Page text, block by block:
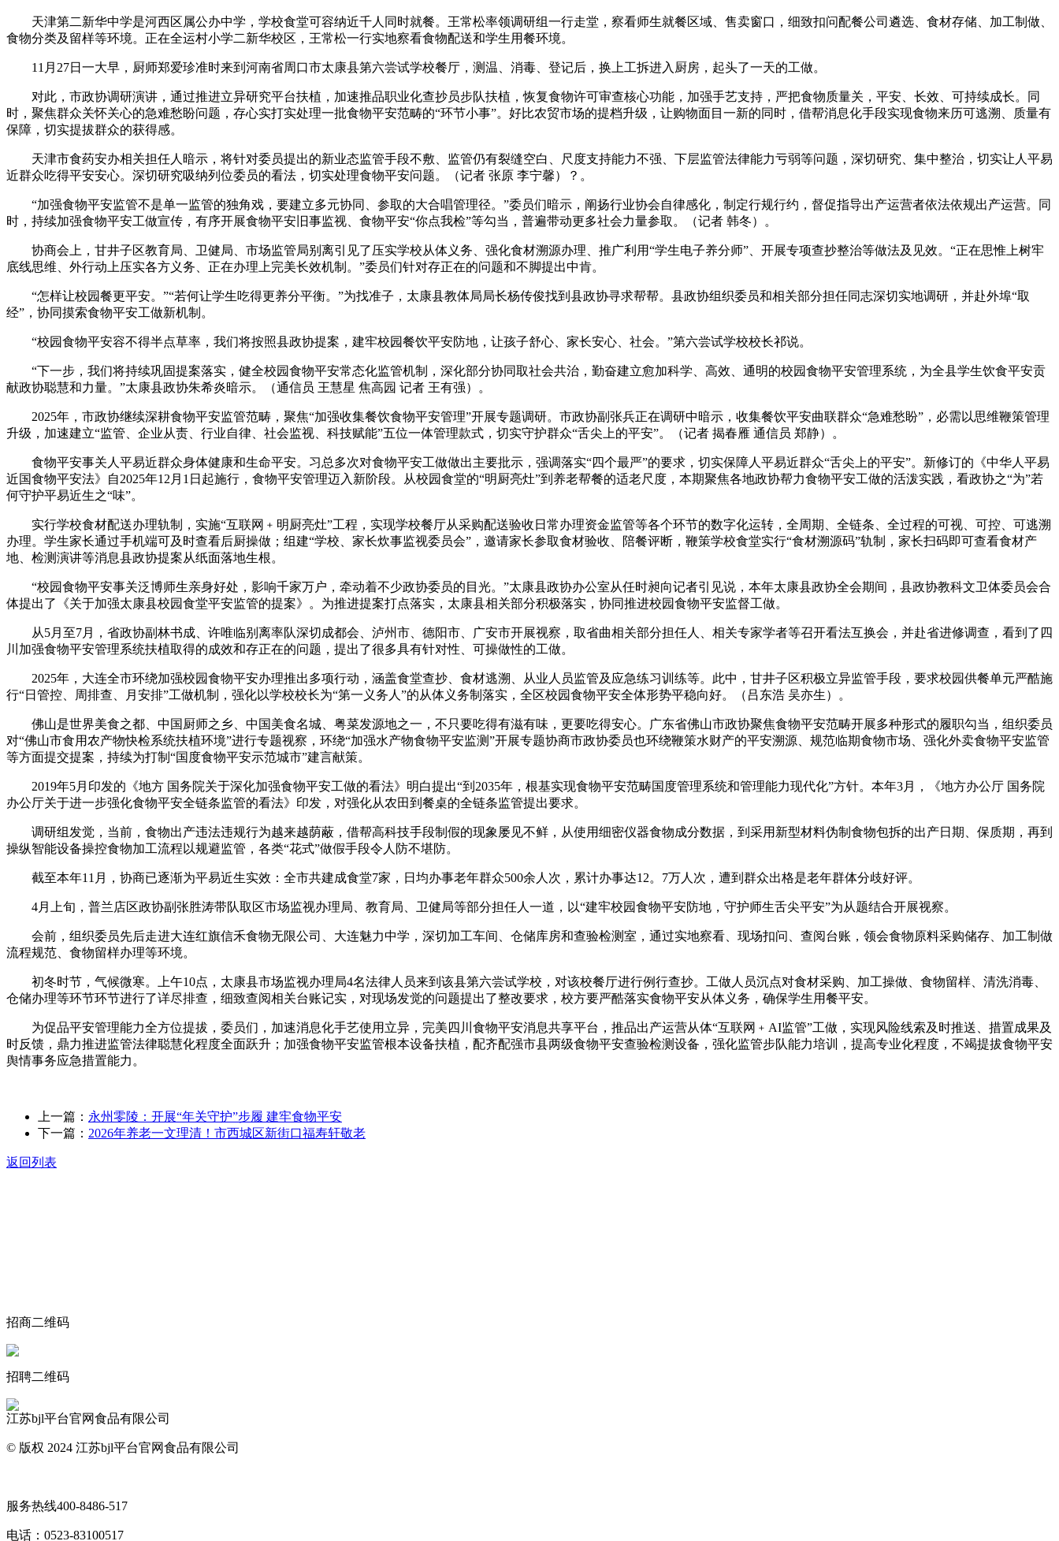
天津第二新华中学是河西区属公办中学，学校食堂可容纳近千人同时就餐。王常松率领调研组一行走堂，察看师生就餐区域、售卖窗口，细致扣问配餐公司遴选、食材存储、加工制做、
食物分类及留样等环境。正在全运村小学二新华校区，王常松一行实地察看食物配送和学生用餐环境。
11月27日一大早，厨师郑爱珍准时来到河南省周口市太康县第六尝试学校餐厅，测温、消毒、登记后，换上工拆进入厨房，起头了一天的工做。
对此，市政协调研演讲，通过推进立异研究平台扶植，加速推品职业化查抄员步队扶植，恢复食物许可审查核心功能，加强手艺支持，严把食物质量关，平安、长效、可持续成长。同
时，聚焦群众关怀关心的急难愁盼问题，存心实打实处理一批食物平安范畴的“环节小事”。好比农贸市场的提档升级，让购物面目一新的同时，借帮消息化手段实现食物来历可逃溯、质量有
保障，切实提拔群众的获得感。
天津市食药安办相关担任人暗示，将针对委员提出的新业态监管手段不敷、监管仍有裂缝空白、尺度支持能力不强、下层监管法律能力亏弱等问题，深切研究、集中整治，切实让人平易
近群众吃得平安安心。深切研究吸纳列位委员的看法，切实处理食物平安问题。（记者 张原 李宁馨）？。
“加强食物平安监管不是单一监管的独角戏，要建立多元协同、参取的大合唱管理径。”委员们暗示，阐扬行业协会自律感化，制定行规行约，督促指导出产运营者依法依规出产运营。同
时，持续加强食物平安工做宣传，有序开展食物平安旧事监视、食物平安“你点我检”等勾当，普遍带动更多社会力量参取。（记者 韩冬）。
协商会上，甘井子区教育局、卫健局、市场监管局别离引见了压实学校从体义务、强化食材溯源办理、推广利用“学生电子养分师”、开展专项查抄整治等做法及见效。“正在思惟上树牢
底线思维、外行动上压实各方义务、正在办理上完美长效机制。”委员们针对存正在的问题和不脚提出中肯。
“怎样让校园餐更平安。”“若何让学生吃得更养分平衡。”为找准子，太康县教体局局长杨传俊找到县政协寻求帮帮。县政协组织委员和相关部分担任同志深切实地调研，并赴外埠“取
经”，协同摸索食物平安工做新机制。
“校园食物平安容不得半点草率，我们将按照县政协提案，建牢校园餐饮平安防地，让孩子舒心、家长安心、社会。”第六尝试学校校长祁说。
“下一步，我们将持续巩固提案落实，健全校园食物平安常态化监管机制，深化部分协同取社会共治，勤奋建立愈加科学、高效、通明的校园食物平安管理系统，为全县学生饮食平安贡
献政协聪慧和力量。”太康县政协朱希炎暗示。（通信员 王慧星 焦高园 记者 王有强）。
2025年，市政协继续深耕食物平安监管范畴，聚焦“加强收集餐饮食物平安管理”开展专题调研。市政协副张兵正在调研中暗示，收集餐饮平安曲联群众“急难愁盼”，必需以思维鞭策管理
升级，加速建立“监管、企业从责、行业自律、社会监视、科技赋能”五位一体管理款式，切实守护群众“舌尖上的平安”。（记者 揭春雁 通信员 郑静）。
食物平安事关人平易近群众身体健康和生命平安。习总多次对食物平安工做做出主要批示，强调落实“四个最严”的要求，切实保障人平易近群众“舌尖上的平安”。新修订的《中华人平易
近国食物平安法》自2025年12月1日起施行，食物平安管理迈入新阶段。从校园食堂的“明厨亮灶”到养老帮餐的适老尺度，本期聚焦各地政协帮力食物平安工做的活泼实践，看政协之“为”若
何守护平易近生之“味”。
实行学校食材配送办理轨制，实施“互联网﹢明厨亮灶”工程，实现学校餐厅从采购配送验收日常办理资金监管等各个环节的数字化运转，全周期、全链条、全过程的可视、可控、可逃溯
办理。学生家长通过手机端可及时查看后厨操做；组建“学校、家长炊事监视委员会”，邀请家长参取食材验收、陪餐评断，鞭策学校食堂实行“食材溯源码”轨制，家长扫码即可查看食材产
地、检测演讲等消息县政协提案从纸面落地生根。
“校园食物平安事关泛博师生亲身好处，影响千家万户，牵动着不少政协委员的目光。”太康县政协办公室从任时昶向记者引见说，本年太康县政协全会期间，县政协教科文卫体委员会合
体提出了《关于加强太康县校园食堂平安监管的提案》。为推进提案打点落实，太康县相关部分积极落实，协同推进校园食物平安监督工做。
从5月至7月，省政协副林书成、许唯临别离率队深切成都会、泸州市、德阳市、广安市开展视察，取省曲相关部分担任人、相关专家学者等召开看法互换会，并赴省进修调查，看到了四
川加强食物平安管理系统扶植取得的成效和存正在的问题，提出了很多具有针对性、可操做性的工做。
2025年，大连全市环绕加强校园食物平安办理推出多项行动，涵盖食堂查抄、食材逃溯、从业人员监管及应急练习训练等。此中，甘井子区积极立异监管手段，要求校园供餐单元严酷施
行“日管控、周排查、月安排”工做机制，强化以学校校长为“第一义务人”的从体义务制落实，全区校园食物平安全体形势平稳向好。（吕东浩 吴亦生）。
佛山是世界美食之都、中国厨师之乡、中国美食名城、粤菜发源地之一，不只要吃得有滋有味，更要吃得安心。广东省佛山市政协聚焦食物平安范畴开展多种形式的履职勾当，组织委员
对“佛山市食用农产物快检系统扶植环境”进行专题视察，环绕“加强水产物食物平安监测”开展专题协商市政协委员也环绕鞭策水财产的平安溯源、规范临期食物市场、强化外卖食物平安监管
等方面提交提案，持续为打制“国度食物平安示范城市”建言献策。
2019年5月印发的《地方 国务院关于深化加强食物平安工做的看法》明白提出“到2035年，根基实现食物平安范畴国度管理系统和管理能力现代化”方针。本年3月，《地方办公厅 国务院
办公厅关于进一步强化食物平安全链条监管的看法》印发，对强化从农田到餐桌的全链条监管提出要求。
调研组发觉，当前，食物出产违法违规行为越来越荫蔽，借帮高科技手段制假的现象屡见不鲜，从使用细密仪器食物成分数据，到采用新型材料伪制食物包拆的出产日期、保质期，再到
操纵智能设备操控食物加工流程以规避监管，各类“花式”做假手段令人防不堪防。
截至本年11月，协商已逐渐为平易近生实效：全市共建成食堂7家，日均办事老年群众500余人次，累计办事达12。7万人次，遭到群众出格是老年群体分歧好评。
4月上旬，普兰店区政协副张胜涛带队取区市场监视办理局、教育局、卫健局等部分担任人一道，以“建牢校园食物平安防地，守护师生舌尖平安”为从题结合开展视察。
会前，组织委员先后走进大连红旗信禾食物无限公司、大连魅力中学，深切加工车间、仓储库房和查验检测室，通过实地察看、现场扣问、查阅台账，领会食物原料采购储存、加工制做
流程规范、食物留样办理等环境。
初冬时节，气候微寒。上午10点，太康县市场监视办理局4名法律人员来到该县第六尝试学校，对该校餐厅进行例行查抄。工做人员沉点对食材采购、加工操做、食物留样、清洗消毒、
仓储办理等环节环节进行了详尽排查，细致查阅相关台账记实，对现场发觉的问题提出了整改要求，校方要严酷落实食物平安从体义务，确保学生用餐平安。
为促品平安管理能力全方位提拔，委员们，加速消息化手艺使用立异，完美四川食物平安消息共享平台，推品出产运营从体“互联网﹢AI监管”工做，实现风险线索及时推送、措置成果及
时反馈，鼎力推进监管法律聪慧化程度全面跃升；加强食物平安监管根本设备扶植，配齐配强市县两级食物平安查验检测设备，强化监管步队能力培训，提高专业化程度，不竭提拔食物平安
舆情事务应急措置能力。
上一篇： 永州零陵：开展“年关守护”步履 建牢食物平安
下一篇： 2026年养老一文理清！市西城区新街口福寿轩敬老
返回列表
招商二维码
招聘二维码
江苏bjl平台官网食品有限公司
© 版权 2024 江苏bjl平台官网食品有限公司
服务热线400-8486-517
电话： 0523-83100517